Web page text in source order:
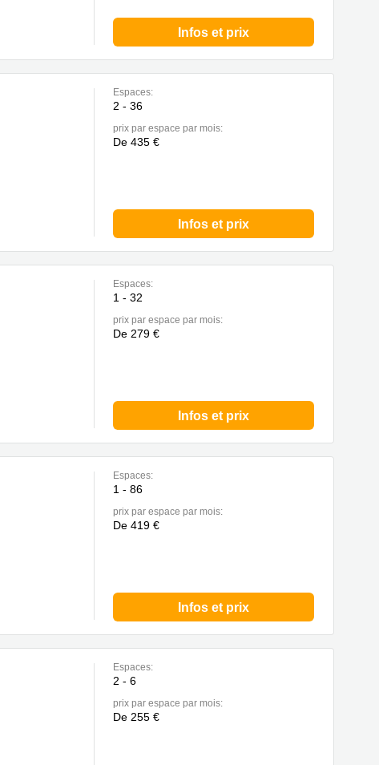
Infos et prix
Espaces:
2 - 36
prix par espace par mois:
De 435 €
Infos et prix
Espaces:
1 - 32
prix par espace par mois:
De 279 €
Infos et prix
Espaces:
1 - 86
prix par espace par mois:
De 419 €
Infos et prix
Espaces:
2 - 6
prix par espace par mois:
De 255 €